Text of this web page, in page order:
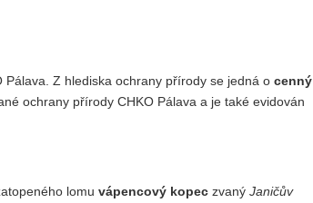
Z hlediska ochrany přírody se jedná o cenný
ochrany přírody CHKO Pálava a je také evidován
lomu vápencový kopec zvaný Janičův